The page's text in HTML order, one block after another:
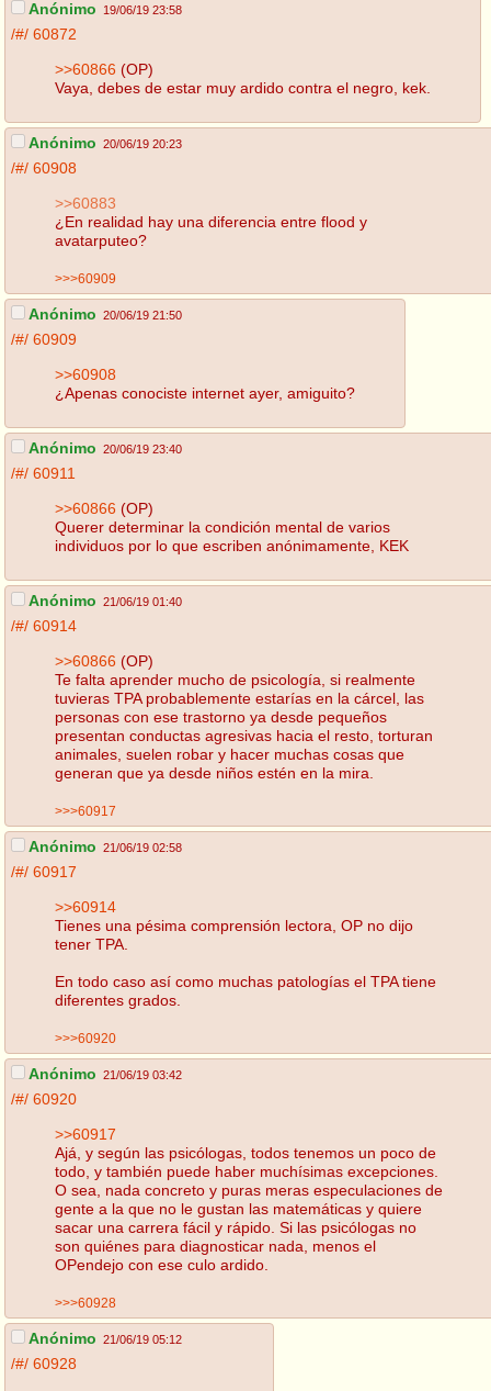
Anónimo 19/06/19 23:58
/#/ 60872
>>60866 (OP)
Vaya, debes de estar muy ardido contra el negro, kek.
Anónimo 20/06/19 20:23
/#/ 60908
>>60883
¿En realidad hay una diferencia entre flood y
avatarputeo?
>>>60909
Anónimo 20/06/19 21:50
/#/ 60909
>>60908
¿Apenas conociste internet ayer, amiguito?
Anónimo 20/06/19 23:40
/#/ 60911
>>60866 (OP)
Querer determinar la condición mental de varios
individuos por lo que escriben anónimamente, KEK
Anónimo 21/06/19 01:40
/#/ 60914
>>60866 (OP)
Te falta aprender mucho de psicología, si realmente
tuvieras TPA probablemente estarías en la cárcel, las
personas con ese trastorno ya desde pequeños
presentan conductas agresivas hacia el resto, torturan
animales, suelen robar y hacer muchas cosas que
generan que ya desde niños estén en la mira.
>>>60917
Anónimo 21/06/19 02:58
/#/ 60917
>>60914
Tienes una pésima comprensión lectora, OP no dijo
tener TPA.
En todo caso así como muchas patologías el TPA tiene
diferentes grados.
>>>60920
Anónimo 21/06/19 03:42
/#/ 60920
>>60917
Ajá, y según las psicólogas, todos tenemos un poco de
todo, y también puede haber muchísimas excepciones.
O sea, nada concreto y puras meras especulaciones de
gente a la que no le gustan las matemáticas y quiere
sacar una carrera fácil y rápido. Si las psicólogas no
son quiénes para diagnosticar nada, menos el
OPendejo con ese culo ardido.
>>>60928
Anónimo 21/06/19 05:12
/#/ 60928